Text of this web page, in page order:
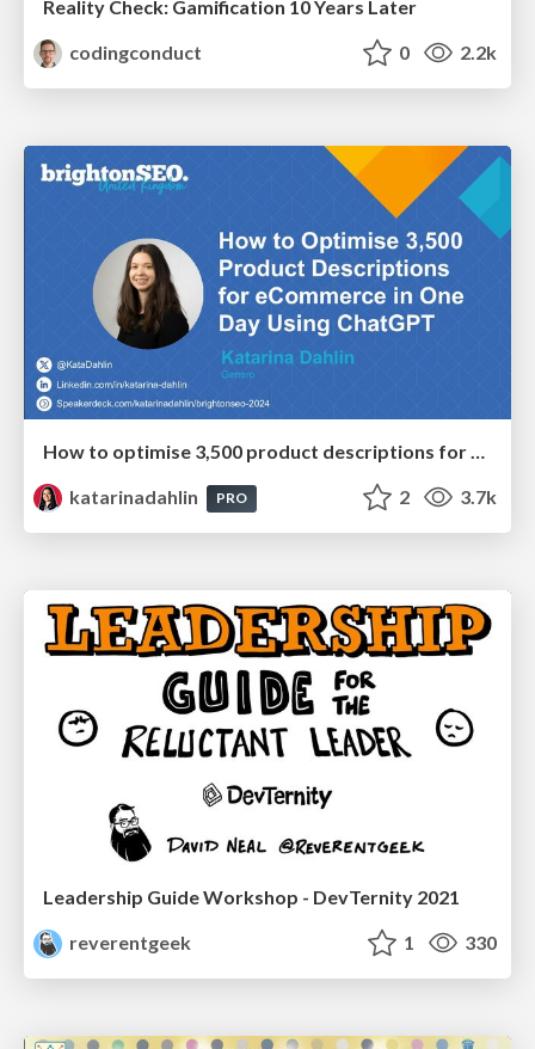
Reality Check: Gamification 10 Years Later
codingconduct
0 2.2k
How to optimise 3,500 product descriptions for ecommerce in one day using ChatGPT
katarinadahlin
PRO 2 3.7k
Leadership Guide Workshop - DevTernity 2021
reverentgeek
1 330